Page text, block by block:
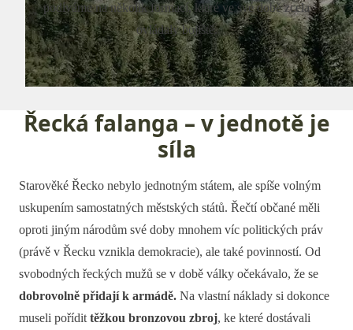
podíváme na několik formací, které ve své době zcela
ovládaly bojiště.
Řecká falanga – v jednotě je
síla
Starověké Řecko nebylo jednotným státem, ale spíše volným
uskupením samostatných městských států. Řečtí občané měli
oproti jiným národům své doby mnohem víc politických práv
(právě v Řecku vznikla demokracie), ale také povinností. Od
svobodných řeckých mužů se v době války očekávalo, že se
dobrovolně přidají k armádě. Na vlastní náklady si dokonce
museli pořídit těžkou bronzovou zbroj, ke které dostávali